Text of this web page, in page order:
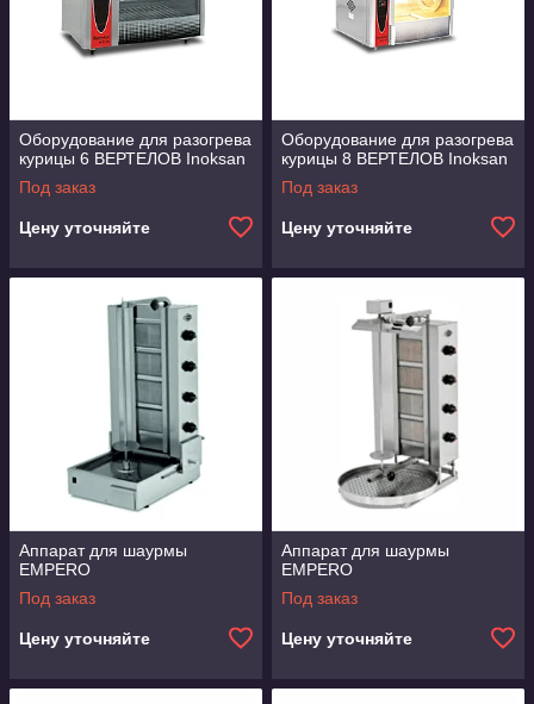
Оборудование для разогрева
курицы 6 ВЕРТЕЛОВ Inoksan
Под заказ
Цену уточняйте
Оборудование для разогрева
курицы 8 ВЕРТЕЛОВ Inoksan
Под заказ
Цену уточняйте
Аппарат для шаурмы
EMPERO
Под заказ
Цену уточняйте
Аппарат для шаурмы
EMPERO
Под заказ
Цену уточняйте